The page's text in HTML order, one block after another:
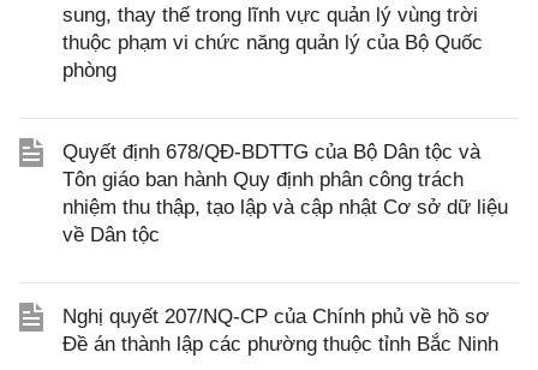
sung, thay thế trong lĩnh vực quản lý vùng trời
thuộc phạm vi chức năng quản lý của Bộ Quốc
phòng
Quyết định 678/QĐ-BDTTG của Bộ Dân tộc và
Tôn giáo ban hành Quy định phân công trách
nhiệm thu thập, tạo lập và cập nhật Cơ sở dữ liệu
về Dân tộc
Nghị quyết 207/NQ-CP của Chính phủ về hồ sơ
Đề án thành lập các phường thuộc tỉnh Bắc Ninh